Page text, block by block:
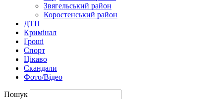
Звягельський район
Коростенський район
ДТП
Кримінал
Гроші
Спорт
Цікаво
Скандали
Фото/Відео
Пошук